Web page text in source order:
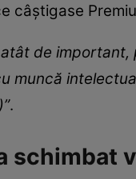
câștigase
de
muncă
.
schimbat